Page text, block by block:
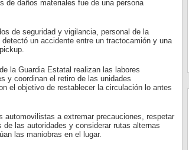
de daños materiales fue de una persona
de seguridad y vigilancia, personal de la
un accidente entre un tractocamión y una
la Guardia Estatal realizan las labores
y coordinan el retiro de las unidades
el objetivo de restablecer la circulación lo antes
automovilistas a extremar precauciones, respetar
de las autoridades y considerar rutas alternas
las maniobras en el lugar.